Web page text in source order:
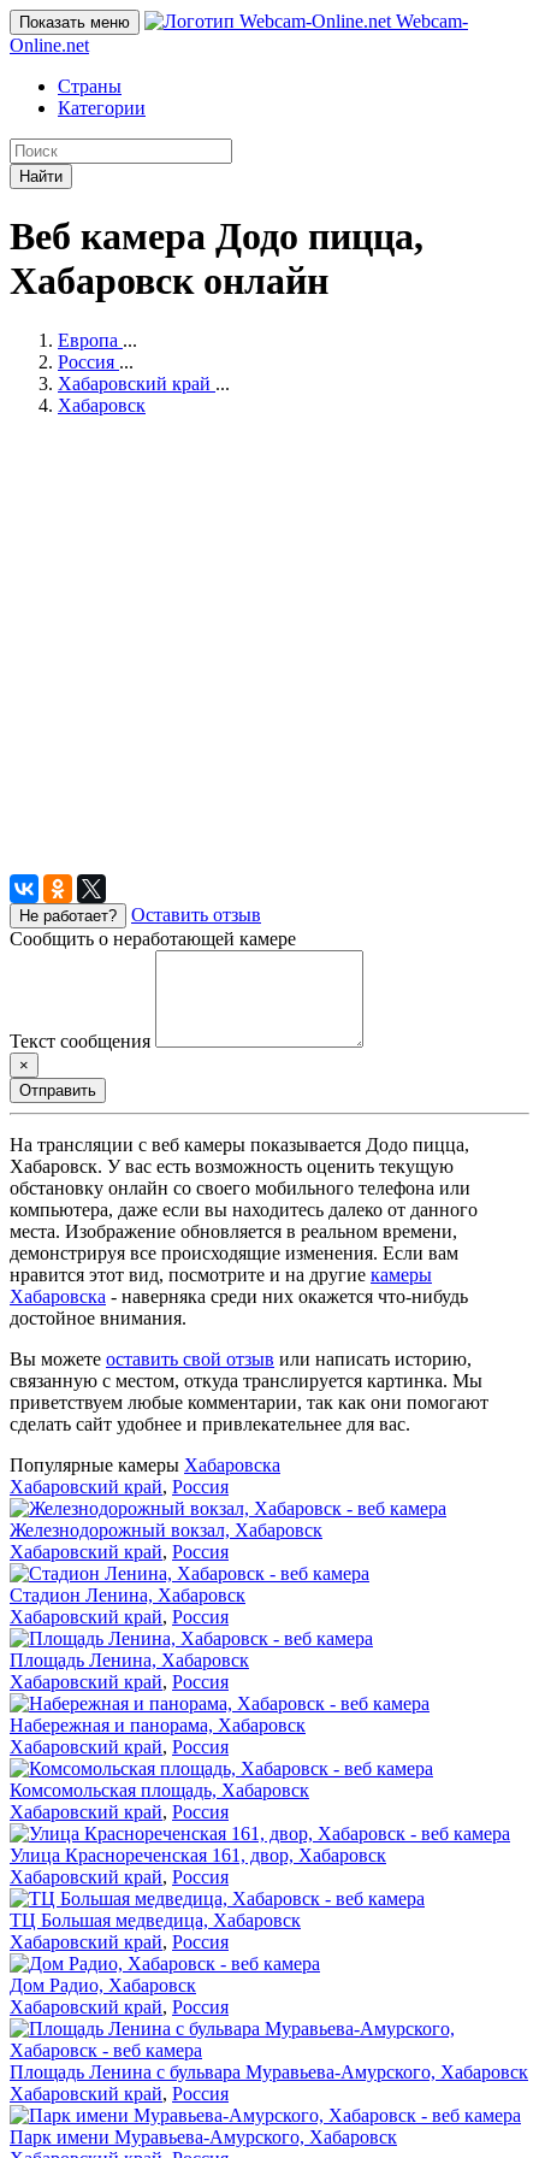
Показать меню
Webcam-
Online.net
Страны
Категории
Найти
Веб камера Додо пицца,
Хабаровск онлайн
Европа ...
Россия ...
Хабаровский край ...
Хабаровск
Не работает?
Оставить отзыв
Сообщить о неработающей камере
Текст сообщения
×
Отправить
На трансляции с веб камеры показывается Додо пицца,
Хабаровск. У вас есть возможность оценить текущую
обстановку онлайн со своего мобильного телефона или
компьютера, даже если вы находитесь далеко от данного
места. Изображение обновляется в реальном времени,
демонстрируя все происходящие изменения. Если вам
нравится этот вид, посмотрите и на другие камеры
Хабаровска - наверняка среди них окажется что-нибудь
достойное внимания.
Вы можете оставить свой отзыв или написать историю,
связанную с местом, откуда транслируется картинка. Мы
приветствуем любые комментарии, так как они помогают
сделать сайт удобнее и привлекательнее для вас.
Популярные камеры Хабаровска
Хабаровский край, Россия
Железнодорожный вокзал, Хабаровск
Хабаровский край, Россия
Стадион Ленина, Хабаровск
Хабаровский край, Россия
Площадь Ленина, Хабаровск
Хабаровский край, Россия
Набережная и панорама, Хабаровск
Хабаровский край, Россия
Комсомольская площадь, Хабаровск
Хабаровский край, Россия
Улица Краснореченская 161, двор, Хабаровск
Хабаровский край, Россия
ТЦ Большая медведица, Хабаровск
Хабаровский край, Россия
Дом Радио, Хабаровск
Хабаровский край, Россия
Площадь Ленина с бульвара Муравьева-Амурского, Хабаровск
Хабаровский край, Россия
Парк имени Муравьева-Амурского, Хабаровск